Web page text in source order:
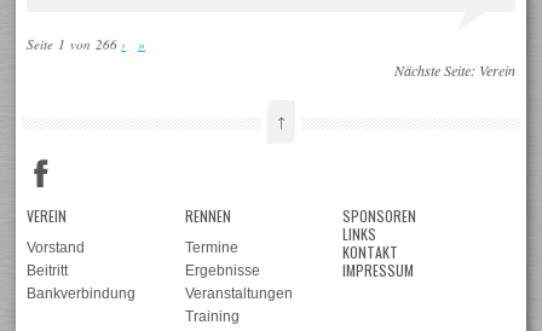
Seite 1 von 266 › »
Nächste Seite: Verein
↑
VEREIN
Vorstand
Beitritt
Bankverbindung
RENNEN
Termine
Ergebnisse
Veranstaltungen
Training
SPONSOREN
LINKS
KONTAKT
IMPRESSUM